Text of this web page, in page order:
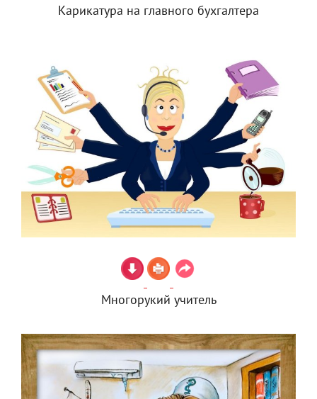
Карикатура на главного бухгалтера
Многорукий учитель